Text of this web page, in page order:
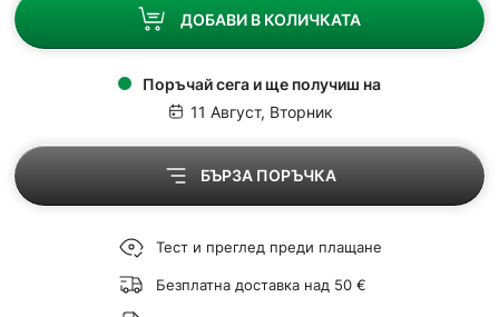
ДОБАВИ В КОЛИЧКАТА
Поръчай сега и ще получиш на
11 Август, Вторник
БЪРЗА ПОРЪЧКА
Тест и преглед преди плащане
Безплатна доставка над 50 €